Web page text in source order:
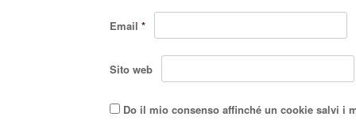
Email *
Sito web
Do il mio consenso affinché un cookie salvi i